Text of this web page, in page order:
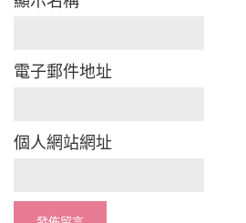
電子郵件地址
個人網站網址